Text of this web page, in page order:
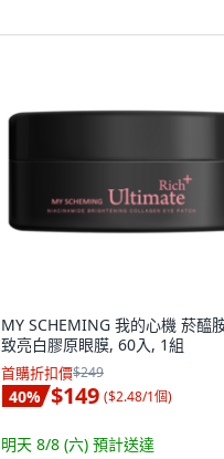
MY SCHEMING 我的心機 菸醯
致亮白膠原眼膜, 60入, 1組
首購折扣價$249
40% $149 ($2.48/1個)
明天 8/8 (六) 預計送達